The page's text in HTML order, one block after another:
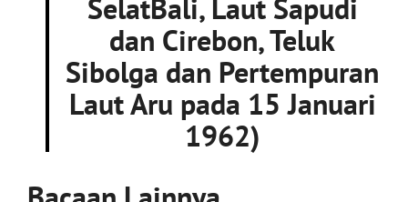
SelatBali, Laut Sapudi
dan Cirebon, Teluk
Sibolga dan Pertempuran
Laut Aru pada 15 Januari
1962)